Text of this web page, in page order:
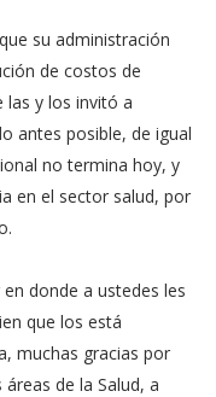
su administración
de costos de
y los invitó a
antes posible, de igual
no termina hoy, y
en el sector salud, por
donde a ustedes les
que los está
muchas gracias por
de la Salud, a